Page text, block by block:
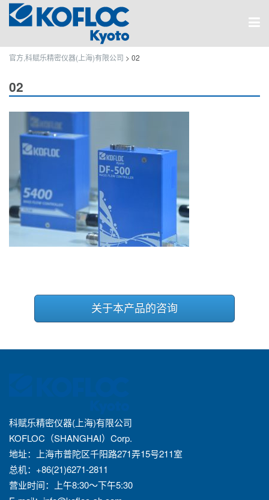
官方,科赋乐精密仪器(上海)有限公司 > 02
02
关于本产品的咨询
科赋乐精密仪器(上海)有限公司
KOFLOC（SHANGHAI）Corp.
地址：上海市普陀区千阳路271弄15号211室
总机：+86(21)6271-2811
营业时间：上午8:30～下午5:30